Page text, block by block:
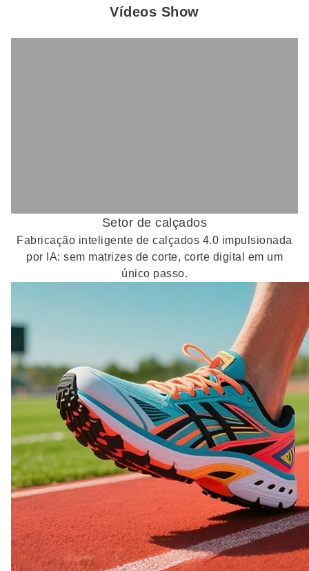
Vídeos Show
Setor de calçados
Fabricação inteligente de calçados 4.0 impulsionada
por IA: sem matrizes de corte, corte digital em um
único passo.